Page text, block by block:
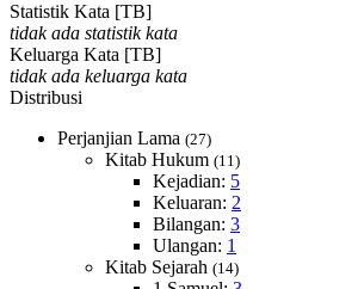
Statistik Kata [TB]
tidak ada statistik kata
Keluarga Kata [TB]
tidak ada keluarga kata
Distribusi
Perjanjian Lama (27)
Kitab Hukum (11)
Kejadian: 5
Keluaran: 2
Bilangan: 3
Ulangan: 1
Kitab Sejarah (14)